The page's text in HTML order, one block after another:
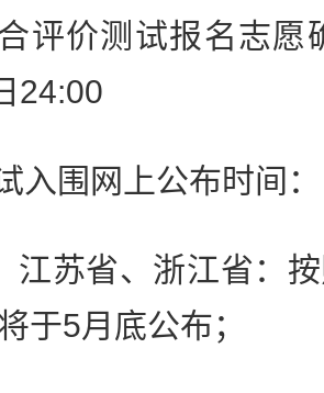
价测试报名志愿
24:00
围网上公布时间：
苏省、浙江省：按
于5月底公布；